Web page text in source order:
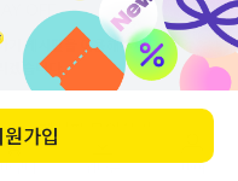
구니 앱다운 마이
OFF
기 게시판을 이용해주세요.
겠습니다.
게시판 문의하기
오늘 하루 보지 않기